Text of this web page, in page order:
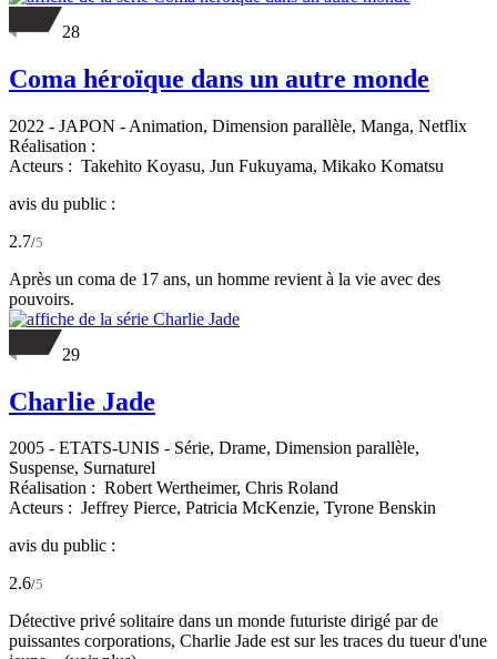
28
Coma héroïque dans un autre monde
2022 - JAPON - Animation, Dimension parallèle, Manga, Netflix
Réalisation :
Acteurs : Takehito Koyasu, Jun Fukuyama, Mikako Komatsu
avis du public :
2.7/5
Après un coma de 17 ans, un homme revient à la vie avec des
pouvoirs.
29
Charlie Jade
2005 - ETATS-UNIS - Série, Drame, Dimension parallèle,
Suspense, Surnaturel
Réalisation : Robert Wertheimer, Chris Roland
Acteurs : Jeffrey Pierce, Patricia McKenzie, Tyrone Benskin
avis du public :
2.6/5
Détective privé solitaire dans un monde futuriste dirigé par de
puissantes corporations, Charlie Jade est sur les traces du tueur d'une